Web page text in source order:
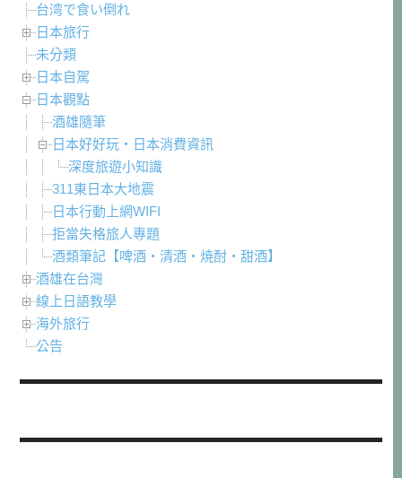
台湾で食い倒れ
日本旅行
未分類
日本自駕
日本觀點
酒雄隨筆
日本好好玩・日本消費資訊
深度旅遊小知識
311東日本大地震
日本行動上網WIFI
拒當失格旅人專題
酒類筆記【啤酒・清酒・焼酎・甜酒】
酒雄在台灣
線上日語教學
海外旅行
公告